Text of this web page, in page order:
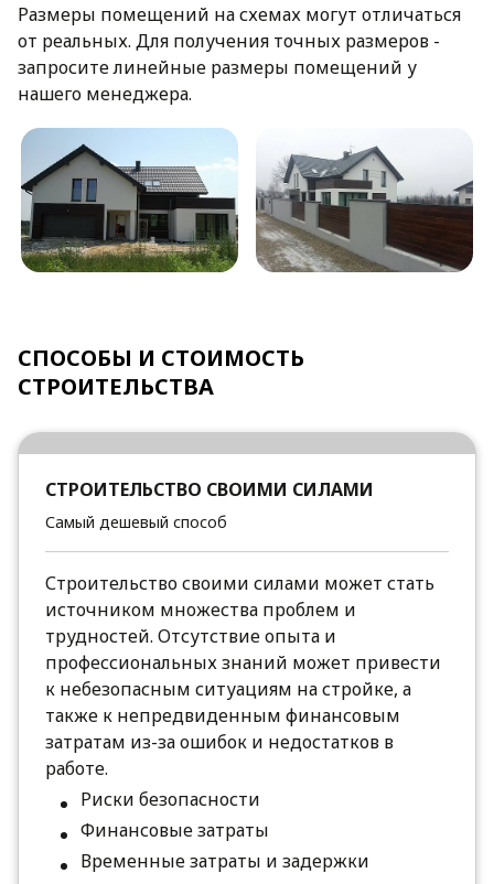
Размеры помещений на схемах могут отличаться
от реальных. Для получения точных размеров -
запросите линейные размеры помещений у
нашего менеджера.
СПОСОБЫ И СТОИМОСТЬ
СТРОИТЕЛЬСТВА
СТРОИТЕЛЬСТВО СВОИМИ СИЛАМИ
Самый дешевый способ
Строительство своими силами может стать
источником множества проблем и
трудностей. Отсутствие опыта и
профессиональных знаний может привести
к небезопасным ситуациям на стройке, а
также к непредвиденным финансовым
затратам из-за ошибок и недостатков в
работе.
Риски безопасности
Финансовые затраты
Временные затраты и задержки